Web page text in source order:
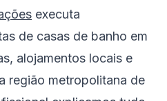
executa
de casas de banho em
alojamentos locais e
região metropolitana de